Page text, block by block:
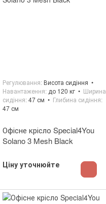
Офісне крісло Special4You
Solano 3 Mesh Black
Ціну уточнюйте
Регулювання Висота сидіння
Навантаження до 120 кг
Ширина
сидіння 47 см
Глибина сидіння
47 см